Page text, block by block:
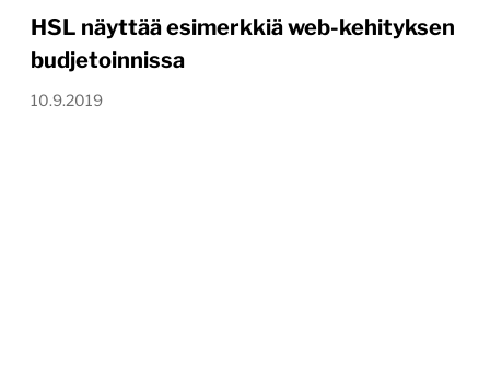
HSL näyttää esimerkkiä web-kehityksen
budjetoinnissa
10.9.2019